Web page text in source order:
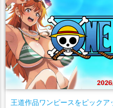
王道作品ワンピースをピックア